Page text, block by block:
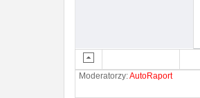
Moderatorzy:AutoRaport